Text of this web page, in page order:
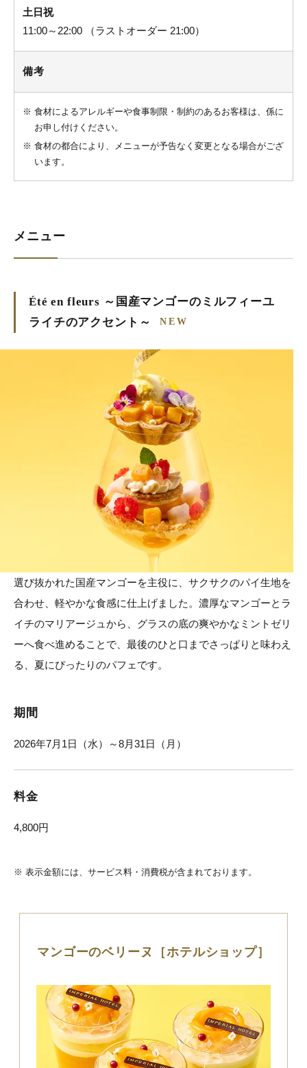
土日祝
11:00～22:00 （ラストオーダー 21:00）
備考
※ 食材によるアレルギーや食事制限・制約のあるお客様は、係に
お申し付けください。
※ 食材の都合により、メニューが予告なく変更となる場合がござ
います。
メニュー
Été en fleurs ～国産マンゴーのミルフィーユ
ライチのアクセント～
NEW
選び抜かれた国産マンゴーを主役に、サクサクのパイ生地を
合わせ、軽やかな食感に仕上げました。濃厚なマンゴーとラ
イチのマリアージュから、グラスの底の爽やかなミントゼリ
ーへ食べ進めることで、最後のひと口までさっぱりと味わえ
る、夏にぴったりのパフェです。
期間
2026年7月1日（水）～8月31日（月）
料金
4,800円
※ 表示金額には、サービス料・消費税が含まれております。
マンゴーのベリーヌ［ホテルショップ］